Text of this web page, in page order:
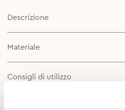
Descrizione
Materiale
Consigli di utilizzo
Scheda prodotto